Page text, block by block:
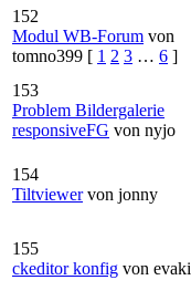
152
Modul WB-Forum von
tomno399 [ 1 2 3 … 6 ]
153
Problem Bildergalerie
responsiveFG von nyjo
154
Tiltviewer von jonny
155
ckeditor konfig von evaki